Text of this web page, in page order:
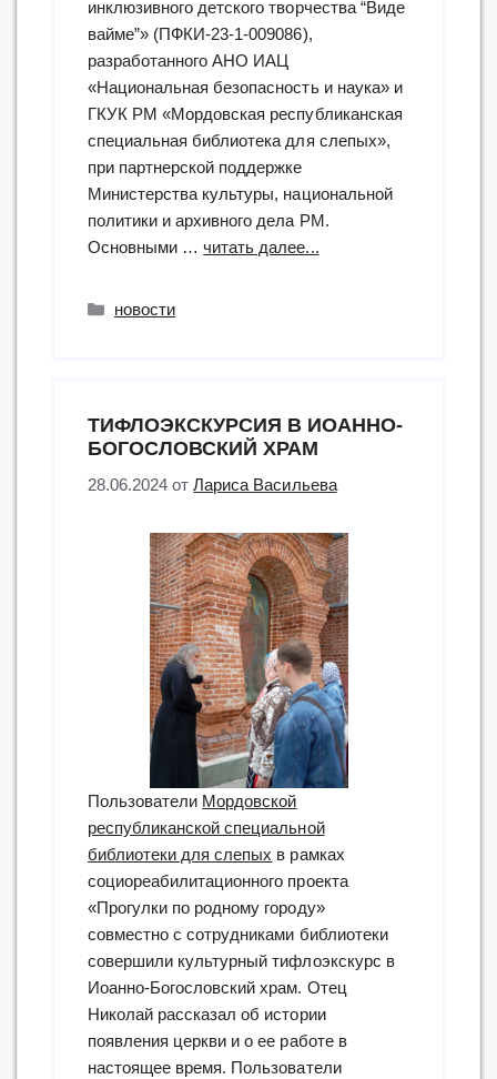
инклюзивного детского творчества “Виде
вайме”» (ПФКИ-23-1-009086),
разработанного АНО ИАЦ
«Национальная безопасность и наука» и
ГКУК РМ «Мордовская республиканская
специальная библиотека для слепых»,
при партнерской поддержке
Министерства культуры, национальной
политики и архивного дела РМ.
Основными …читать далее...
Рубрики
новости
ТИФЛОЭКСКУРСИЯ В ИОАННО-
БОГОСЛОВСКИЙ ХРАМ
28.06.2024 отЛариса Васильева
Пользователи Мордовской
республиканской специальной
библиотеки для слепых в рамках
социореабилитационного проекта
«Прогулки по родному городу»
совместно с сотрудниками библиотеки
совершили культурный тифлоэкскурс в
Иоанно-Богословский храм. Отец
Николай рассказал об истории
появления церкви и о ее работе в
настоящее время. Пользователи